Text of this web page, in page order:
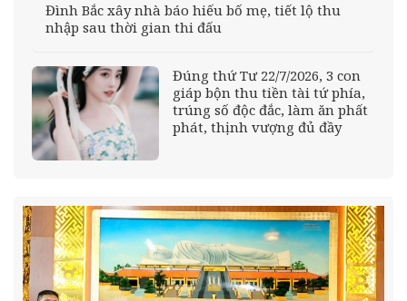
Đình Bắc xây nhà báo hiếu bố mẹ, tiết lộ thu
nhập sau thời gian thi đấu
Đúng thứ Tư 22/7/2026, 3 con
giáp bộn thu tiền tài tứ phía,
trúng số độc đắc, làm ăn phất
phát, thịnh vượng đủ đầy